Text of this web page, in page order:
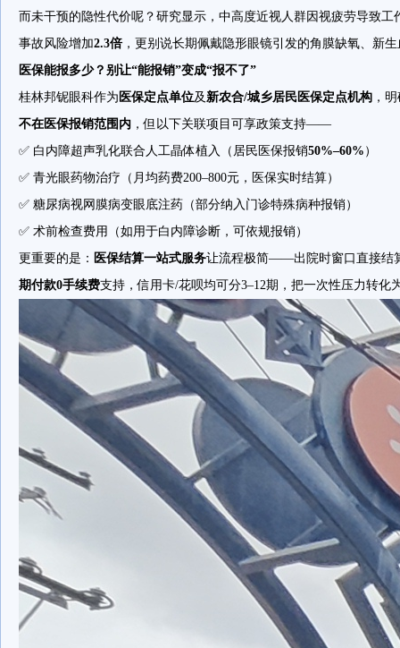
而未干预的隐性代价呢？研究显示，中高度近视人群因视疲劳导致工
事故风险增加2.3倍，更别说长期佩戴隐形眼镜引发的角膜缺氧、新
医保能报多少？别让“能报销”变成“报不了”
桂林邦铌眼科作为 医保定点单位及新农合/城乡居民医保定点机构 ，
不在医保报销范围内 ，但以下关联项目可享政策支持——
✅ 白内障超声乳化联合人工晶体植入（居民医保报销50%–60% ）
✅ 青光眼药物治疗（月均药费200–800元，医保实时结算）
✅ 糖尿病视网膜病变眼底注药（部分纳入门诊特殊病种报销）
✅ 术前检查费用（如用于白内障诊断，可依规报销）
更重要的是： 医保结算一站式服务让流程极简——出院时窗口直接结
期付款0手续费支持，信用卡/花呗均可分3–12期，把一次性压力转化